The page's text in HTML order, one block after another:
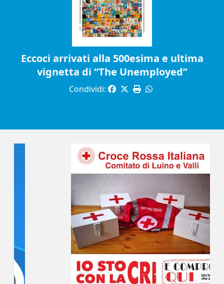
Eccoci arrivati alla 500esima e ultima
vignetta di “The Unemployed”
Condividi: